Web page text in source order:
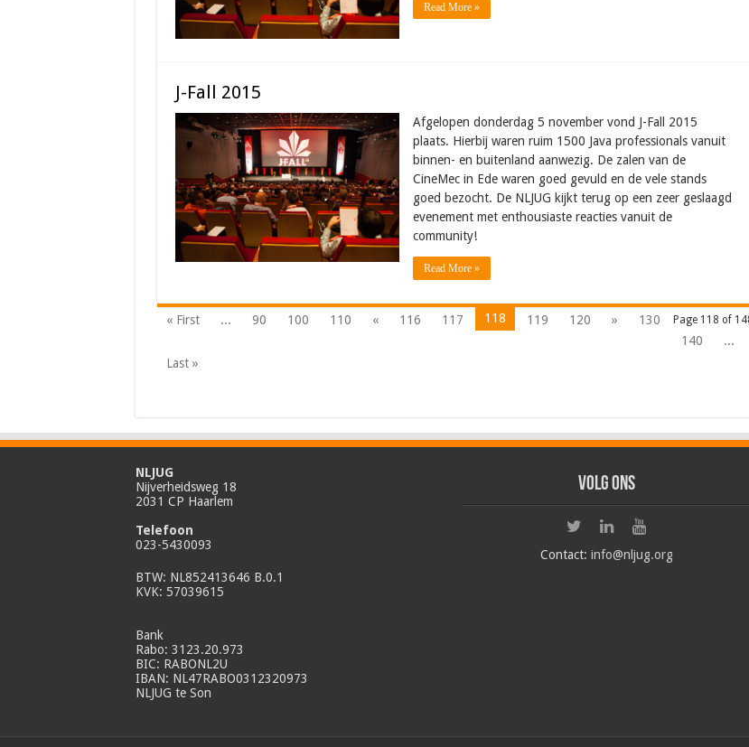
Read More »
J-Fall 2015
Afgelopen donderdag 5 november vond J-Fall 2015
plaats. Hierbij waren ruim 1500 Java professionals vanuit
binnen- en buitenland aanwezig. De zalen van de
CineMec in Ede waren goed gevuld en de vele stands
goed bezocht. De NLJUG kijkt terug op een zeer geslaagd
evenement met enthousiaste reacties vanuit de
community!
Read More »
Page 118 of
« First ... 90 100 110 « 116 117 118 119 120 »
130
140
...
Last »
NLJUG
Nijverheidsweg 18
2031 CP Haarlem
Telefoon
023-5430093
BTW: NL852413646 B.0.1
KVK: 57039615
Bank
Rabo: 3123.20.973
BIC: RABONL2U
IBAN: NL47RABO0312320973
NLJUG te Son
Volg ons
Contact:info@nljug.org